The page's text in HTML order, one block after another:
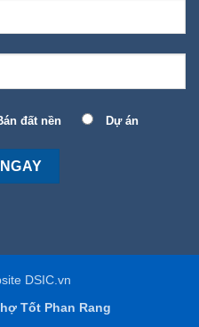
đất nền Dự án
DSIC.vn
Tốt Phan Rang